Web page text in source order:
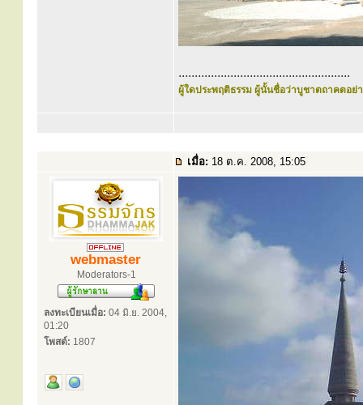
.....................................................
ผู้ใดประพฤติธรรม ผู้นั้นชื่อว่าบูชาตถาคตอย่า
เมื่อ: 18 ต.ค. 2008, 15:05
webmaster
Moderators-1
ลงทะเบียนเมื่อ: 04 มิ.ย. 2004,
01:20
โพสต์: 1807